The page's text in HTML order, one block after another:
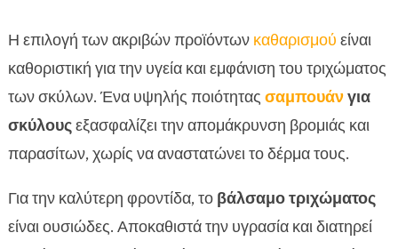
Η επιλογή των ακριβών προϊόντων καθαρισμού είναι
καθοριστική για την υγεία και εμφάνιση του τριχώματος
των σκύλων. Ένα υψηλής ποιότητας σαμπουάνγια
σκύλουςεξασφαλίζει την απομάκρυνση βρομιάς και
παρασίτων, χωρίς να αναστατώνει το δέρμα τους.
Για την καλύτερη φροντίδα, το βάλσαμο τριχώματος
είναι ουσιώδες. Αποκαθιστά την υγρασία και διατηρεί